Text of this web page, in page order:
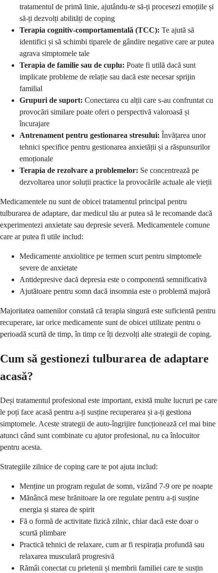
tratamentul de primă linie, ajutându-te să-ți procesezi emoțiile și
să-ți dezvolți abilități de coping
Terapia cognitiv-comportamentală (TCC): Te ajută să
identifici și să schimbi tiparele de gândire negative care ar putea
agrava simptomele tale
Terapia de familie sau de cuplu: Poate fi utilă dacă sunt
implicate probleme de relație sau dacă este necesar sprijin
familial
Grupuri de suport: Conectarea cu alții care s-au confruntat cu
provocări similare poate oferi o perspectivă valoroasă și
încurajare
Antrenament pentru gestionarea stresului: Învățarea unor
tehnici specifice pentru gestionarea anxietății și a răspunsurilor
emoționale
Terapia de rezolvare a problemelor: Se concentrează pe
dezvoltarea unor soluții practice la provocările actuale ale vieții
Medicamentele nu sunt de obicei tratamentul principal pentru
tulburarea de adaptare, dar medicul tău ar putea să le recomande dacă
experimentezi anxietate sau depresie severă. Medicamentele comune
care ar putea fi utile includ:
Medicamente anxiolitice pe termen scurt pentru simptomele
severe de anxietate
Antidepresive dacă depresia este o componentă semnificativă
Ajutătoare pentru somn dacă insomnia este o problemă majoră
Majoritatea oamenilor constată că terapia singură este suficientă pentru
recuperare, iar orice medicamente sunt de obicei utilizate pentru o
perioadă scurtă de timp, în timp ce îți dezvolți alte strategii de coping.
Cum să gestionezi tulburarea de adaptare
acasă?
Deși tratamentul profesional este important, există multe lucruri pe care
le poți face acasă pentru a-ți susține recuperarea și a-ți gestiona
simptomele. Aceste strategii de auto-îngrijire funcționează cel mai bine
atunci când sunt combinate cu ajutor profesional, nu ca înlocuitor
pentru acesta.
Strategiile zilnice de coping care te pot ajuta includ:
Menține un program regulat de somn, vizând 7-9 ore pe noapte
Mănâncă mese hrănitoare la ore regulate pentru a-ți susține
energia și starea de spirit
Fă o formă de activitate fizică zilnic, chiar dacă este doar o
scurtă plimbare
Practică tehnici de relaxare, cum ar fi respirația profundă sau
relaxarea musculară progresivă
Rămâi conectat cu prietenii și membrii familiei care te susțin